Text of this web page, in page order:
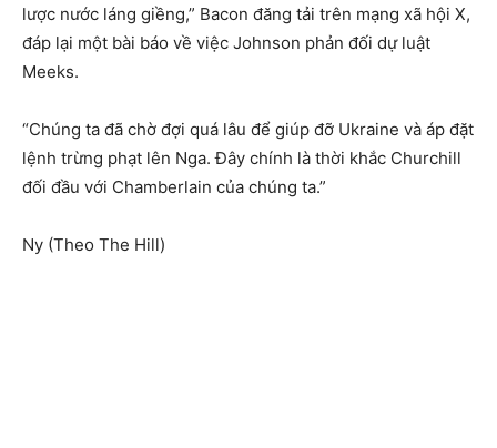
lược nước láng giềng,” Bacon đăng tải trên mạng xã hội X,
đáp lại một bài báo về việc Johnson phản đối dự luật
Meeks.
“Chúng ta đã chờ đợi quá lâu để giúp đỡ Ukraine và áp đặt
lệnh trừng phạt lên Nga. Đây chính là thời khắc Churchill
đối đầu với Chamberlain của chúng ta.”
Ny (Theo The Hill)